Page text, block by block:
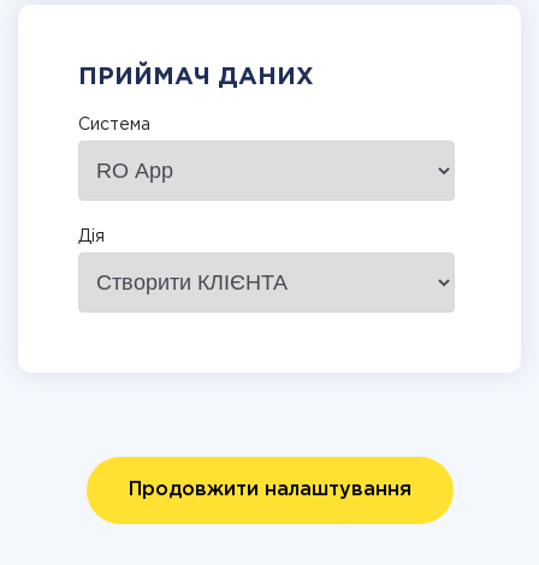
ПРИЙМАЧ ДАНИХ
Система
Дія
Продовжити налаштування